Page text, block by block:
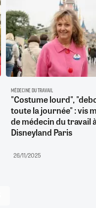
MÉDECINE DU TRAVAIL
"Costume lourd",
toute la journée" : vis
de médecin du travail
Disneyland Paris
26/11/2025